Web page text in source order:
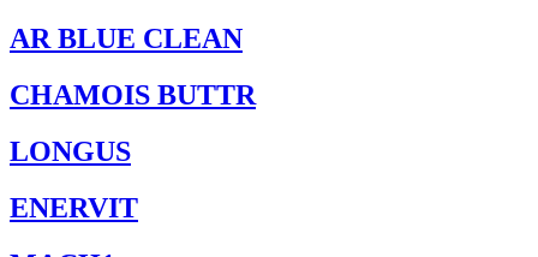
AR BLUE CLEAN
CHAMOIS BUTTR
LONGUS
ENERVIT